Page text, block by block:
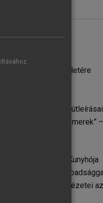
(1822–1859) tiszteletére
és Irínyi József
nemzetiséget nem
és a Tamás Bátya Kunyhója
és a
– Irínyi József nézetei